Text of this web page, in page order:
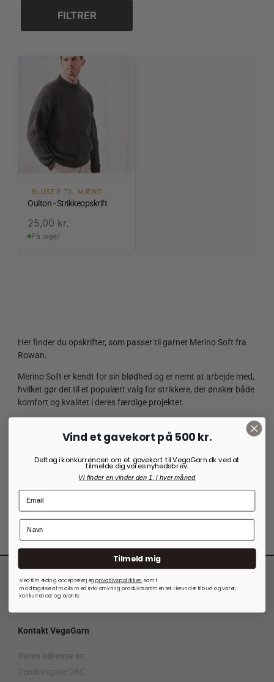
FILTRER
BLUSER TIL MÆND
Oulton - Strikkeopskrift
25,00 kr.
På lager
Her finder du opskrifter, som passer til garnet Merino Soft fra
Rowan.
Merino Soft er kendt for sin blødhed og er nemt at arbejde med,
hvilket gør det til et populært valg for strikkere, der ønsker både
komfort og kvalitet i deres færdige projekter.
Kontakt VegaGarn
Vores adresse er:
Vendersgade 26C
Vind et gavekort på 500 kr.
Deltag i konkurrencen om et gavekort til VegaGarn.dk ved at
tilmelde dig vores nyhedsbrev.
Vi finder en vinder den 1. i hver måned
Tilmeld mig
Ved tilmelding accepterer jegprivatlivspolitkken samt
modtagelse af mails med info omkring produktsortimentet. Herunder tilbud og varer,
konkurrencer og events.